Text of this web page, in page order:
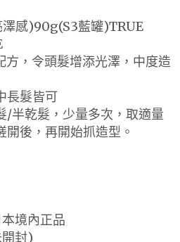
感)90g(S3藍罐)TRUE
，令頭髮增添光澤，中度造
長髮皆可
/半乾髮，少量多次，取適量
開後，再開始抓造型。
境內正品
封)